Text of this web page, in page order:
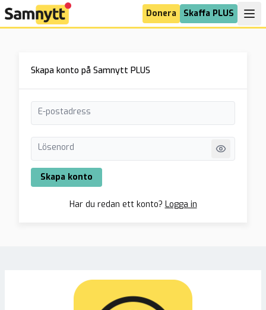
Donera Skaffa PLUS
Skapa konto på Samnytt PLUS
E-postadress
Lösenord
Skapa konto
Har du redan ett konto? Logga in